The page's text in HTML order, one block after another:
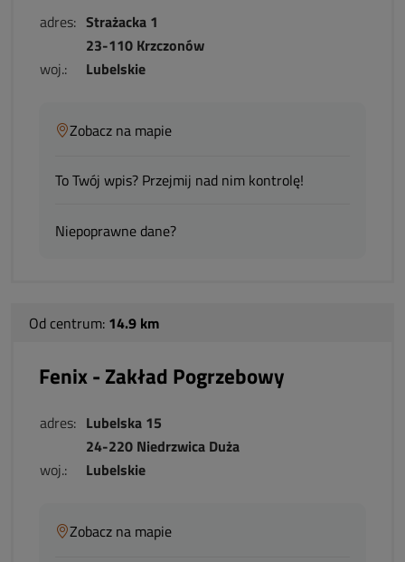
adres: Strażacka 1
23-110 Krzczonów
woj.:
Lubelskie
Zobacz na mapie
To Twój wpis? Przejmij nad nim kontrolę!
Niepoprawne dane?
Od centrum: 14.9 km
Fenix - Zakład Pogrzebowy
adres: Lubelska 15
24-220 Niedrzwica Duża
woj.:
Lubelskie
Zobacz na mapie